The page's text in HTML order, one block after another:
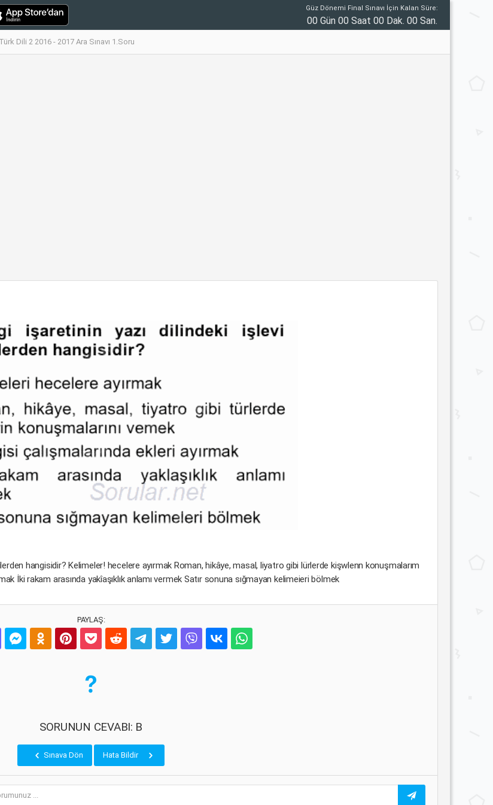
Güz Dönemi Final Sınavı İçin Kalan Süre:
00 Gün 00 Saat 00 Dak. 00 San.
Türk Dili 2 2016 - 2017 Ara Sınavı 1.Soru
hangisidir? Kelimeler! hecelere ayırmak Roman, hikâye, masal, liyatro gibi lürlerde kişwlenn konuşmalarım
İki rakam arasında yakîaşıklık anlamı vermek Satır sonuna sığmayan kelimeieri bölmek
PAYLAŞ:
SORUNUN CEVABI: B
Sınava Dön Hata Bildir